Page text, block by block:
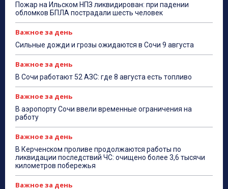
Пожар на Ильском НПЗ ликвидирован: при падении
обломков БПЛА пострадали шесть человек
Важное за день
Сильные дожди и грозы ожидаются в Сочи 9 августа
Важное за день
В Сочи работают 52 АЗС: где 8 августа есть топливо
Важное за день
В аэропорту Сочи ввели временные ограничения на
работу
Важное за день
В Керченском проливе продолжаются работы по
ликвидации последствий ЧС: очищено более 3,6 тысячи
километров побережья
Важное за день